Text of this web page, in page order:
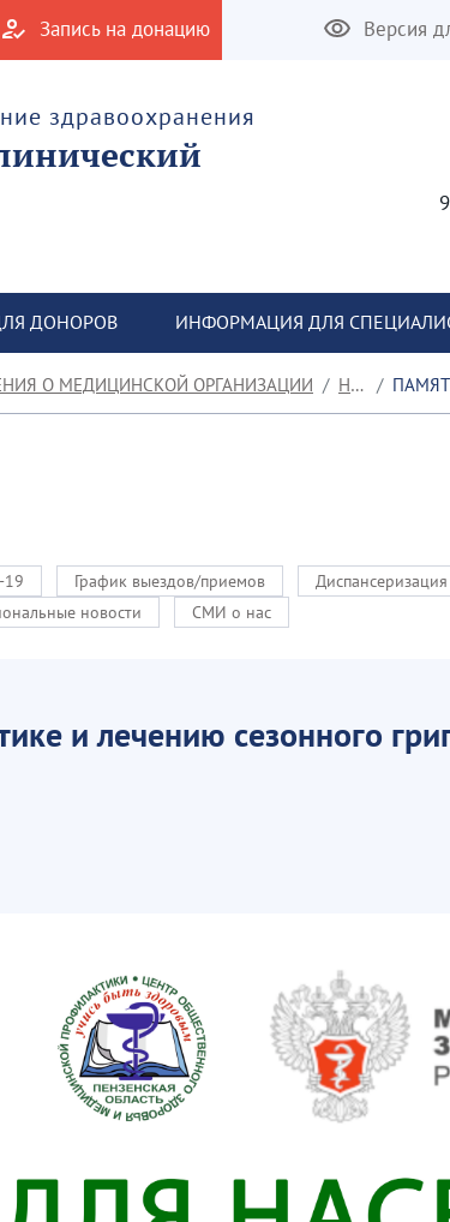
Запись на донацию Версия
здравоохранения
ДОНОРОВ ИНФОРМАЦИЯ ДЛЯ
О МЕДИЦИНСКОЙ ОРГАНИЗАЦИИ НОВОСТИ ПАМЯТКА ДЛЯ
19 График выездов/приемов Диспансеризация
новости СМИ о нас
и лечению сезонного